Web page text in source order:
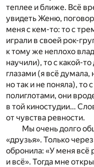
теплее и ближе. Всё
увидеть Женю,
меня с кем-то: то с
играли в своей рок-
к тому же неплохо
научили), то с какой-
глазами (я всё думала,
но так и не поняла), то
полиглотами, они
в той киностудии…
от чувства ревности.
Мы очень долго
«друзья». Только
обронила: «У меня всё
и всё». Тогда мне